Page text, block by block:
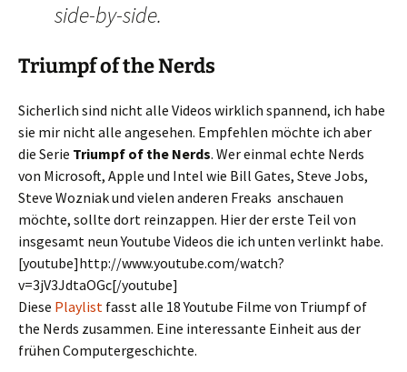
side-by-side.
Triumpf of the Nerds
Sicherlich sind nicht alle Videos wirklich spannend, ich habe
sie mir nicht alle angesehen. Empfehlen möchte ich aber
die Serie Triumpf of the Nerds. Wer einmal echte Nerds
von Microsoft, Apple und Intel wie Bill Gates, Steve Jobs,
Steve Wozniak und vielen anderen Freaks anschauen
möchte, sollte dort reinzappen. Hier der erste Teil von
insgesamt neun Youtube Videos die ich unten verlinkt habe.
[youtube]http://www.youtube.com/watch?
v=3jV3JdtaOGc[/youtube]
Diese Playlist fasst alle 18 Youtube Filme von Triumpf of
the Nerds zusammen. Eine interessante Einheit aus der
frühen Computergeschichte.